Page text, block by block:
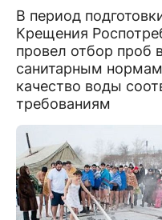
В период
Крещения
провел отбор проб
санитарным
качество воды
требованиям